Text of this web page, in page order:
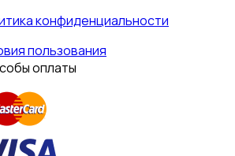
конфиденциальности
пользования
оплаты